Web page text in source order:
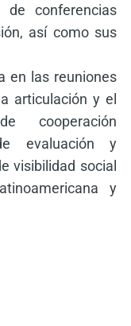
conferencias
así como sus
en las reuniones
articulación y el
cooperación
evaluación y
visibilidad social
y